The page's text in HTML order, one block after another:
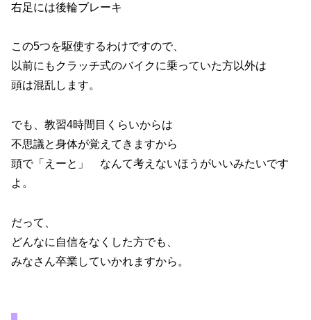
右足には後輪ブレーキ
この5つを駆使するわけですので、
以前にもクラッチ式のバイクに乗っていた方以外は
頭は混乱します。
でも、教習4時間目くらいからは
不思議と身体が覚えてきますから
頭で「えーと」 なんて考えないほうがいいみたいです
よ。
だって、
どんなに自信をなくした方でも、
みなさん卒業していかれますから。